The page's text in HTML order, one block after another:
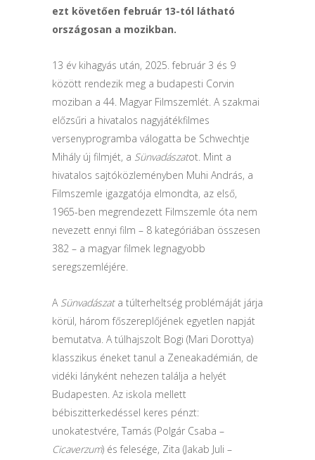
ezt követően február 13-tól látható
országosan a mozikban.
13 év kihagyás után, 2025. február 3 és 9
között rendezik meg a budapesti Corvin
moziban a 44. Magyar Filmszemlét. A szakmai
előzsűri a hivatalos nagyjátékfilmes
versenyprogramba válogatta be Schwechtje
Mihály új filmjét, a Sünvadászatot. Mint a
hivatalos sajtóközleményben Muhi András, a
Filmszemle igazgatója elmondta, az első,
1965-ben megrendezett Filmszemle óta nem
nevezett ennyi film – 8 kategóriában összesen
382 – a magyar filmek legnagyobb
seregszemléjére.
A Sünvadászata túlterheltség problémáját járja
körül, három főszereplőjének egyetlen napját
bemutatva. A túlhajszolt Bogi (Mari Dorottya)
klasszikus éneket tanul a Zeneakadémián, de
vidéki lányként nehezen találja a helyét
Budapesten. Az iskola mellett
bébiszitterkedéssel keres pénzt:
unokatestvére, Tamás (Polgár Csaba –
Cicaverzum) és felesége, Zita (Jakab Juli –